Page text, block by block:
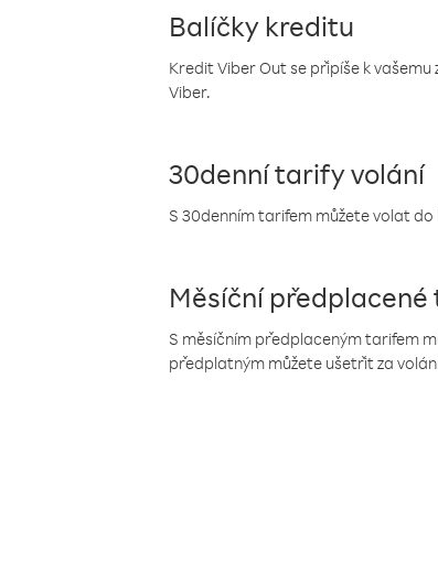
Balíčky kreditu
Kredit Viber Out se připíše k
Viber.
30denní tarify volání
S 30denním tarifem můžete volat do
Měsíční
S měsíčním předplaceným tarifem
předplatným můžete ušetřit za